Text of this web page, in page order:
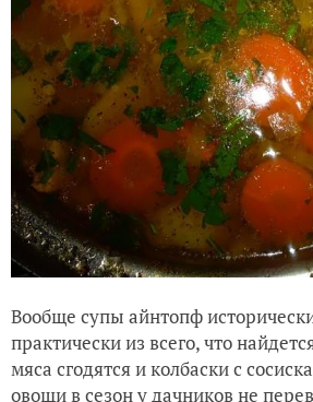
Вообще супы айнтопф
практически из всего, что
мяса сгодятся и колбаски с
овощи в сезон у дачников не